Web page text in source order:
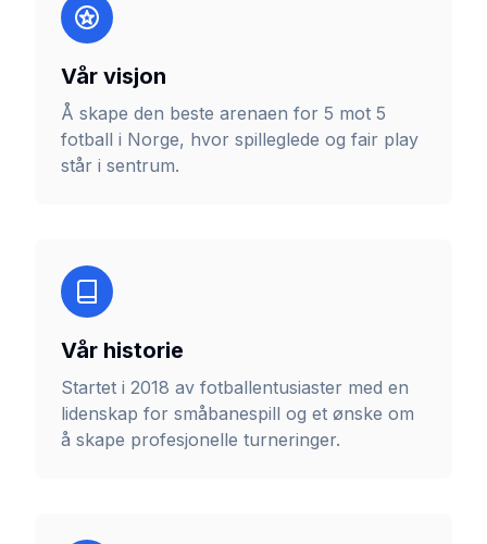
Vår visjon
Å skape den beste arenaen for 5 mot 5
fotball i Norge, hvor spilleglede og fair play
står i sentrum.
Vår historie
Startet i 2018 av fotballentusiaster med en
lidenskap for småbanespill og et ønske om
å skape profesjonelle turneringer.